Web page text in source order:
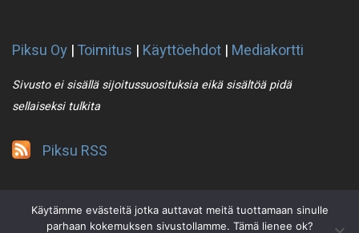
Piksu Oy |Toimitus | Käyttöehdot | Mediakortti
Sivusto ei sisällä sijoitussuosituksia eikä sisältöä pidä
sellaiseksi tulkita
Piksu RSS
Käytämme evästeitä jotka auttavat meitä tuottamaan sinulle
parhaan kokemuksen sivustollamme. Tämä lienee ok?